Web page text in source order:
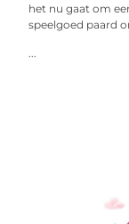
het nu gaat om
speelgoed paard
...